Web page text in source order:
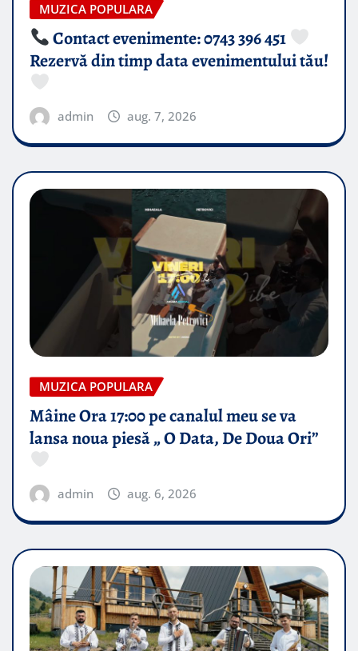
MUZICA POPULARA
Contact evenimente: 0743 396 451
Rezervă din timp data evenimentului tău!
admin aug. 7, 2026
MUZICA POPULARA
Mâine Ora 17:00 pe canalul meu se va
lansa noua piesă „ O Data, De Doua Ori”
admin aug. 6, 2026